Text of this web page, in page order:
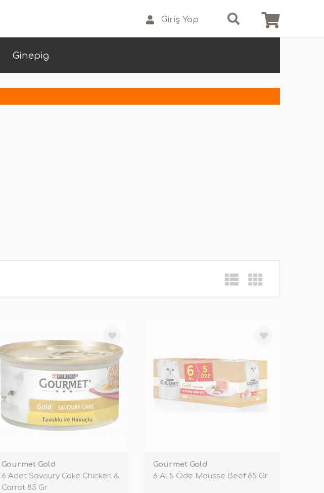
Giriş Yap
Ginepig
Gourmet Gold
6 Adet Savoury Cake Chicken &
Carrot 85 Gr
Gourmet Gold
6 Al 5 Öde Mousse Beef 85 Gr